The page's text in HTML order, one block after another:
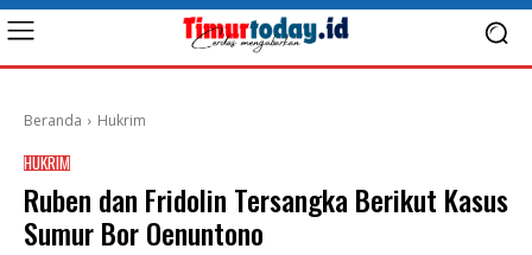
Beranda Hukrim
HUKRIM
Ruben dan Fridolin Tersangka Berikut Kasus
Sumur Bor Oenuntono